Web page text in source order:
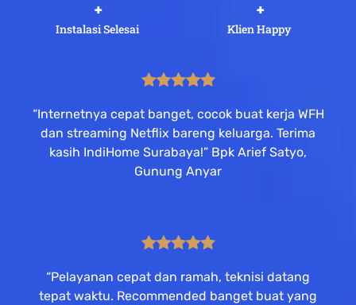
Instalasi Selesai
+
Klien Happy
+
“Internetnya cepat banget, cocok buat kerja WFH
dan streaming Netflix bareng keluarga. Terima
kasih IndiHome Surabaya!” Bpk Arief Satyo,
Gunung Anyar
“Pelayanan cepat dan ramah, teknisi datang
tepat waktu. Recommended banget buat yang